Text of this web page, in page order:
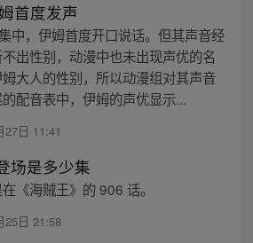
首度发声
中，伊姆首度开口说话。但其声音经
出性别，动漫中也未出现声优的名
大人的性别，所以动漫组对其声音
配音表中，伊姆的声优显示...
27日 11:41
场是多少集
《海贼王》的 906 话。
25日 21:58